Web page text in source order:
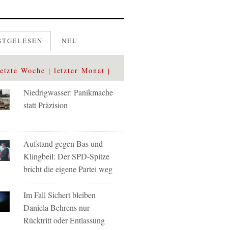
NEU
Woche letzter Monat
Niedrigwasser: Panikmache
statt Präzision
Aufstand gegen Bas und
Klingbeil: Der SPD-Spitze
bricht die eigene Partei weg
Im Fall Sichert bleiben
Daniela Behrens nur
Rücktritt oder Entlassung